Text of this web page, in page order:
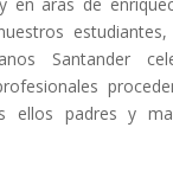
Santander
ellos padres y